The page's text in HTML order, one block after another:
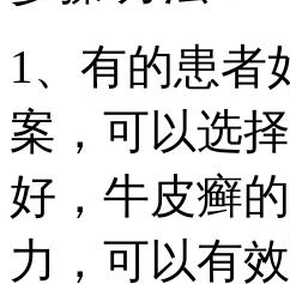
1、有的患者
案，可以选
好，牛皮癣
力，可以有